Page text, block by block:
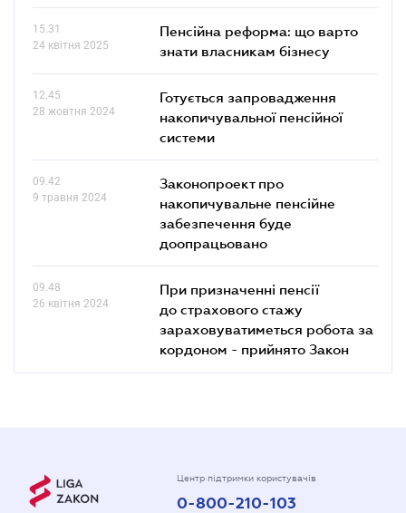
15.31
24 квітня 2025
Пенсійна реформа: що варто
знати власникам бізнесу
12.45
28 жовтня 2024
Готується запровадження
накопичувальної пенсійної
системи
09.42
9 травня 2024
Законопроект про
накопичувальне пенсійне
забезпечення буде
доопрацьовано
09.48
26 квітня 2024
При призначенні пенсії
до страхового стажу
зараховуватиметься робота за
кордоном - прийнято Закон
Центр підтримки користувачів
0-800-210-103